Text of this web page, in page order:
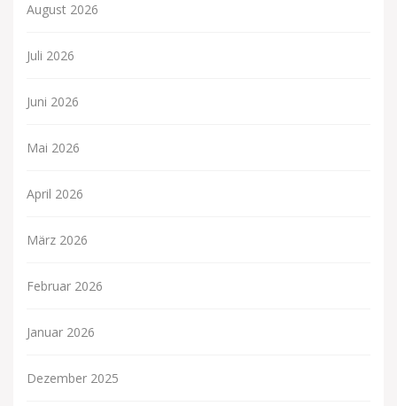
August 2026
Juli 2026
Juni 2026
Mai 2026
April 2026
März 2026
Februar 2026
Januar 2026
Dezember 2025